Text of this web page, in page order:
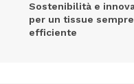
Sostenibilità e
per un tissue
efficiente